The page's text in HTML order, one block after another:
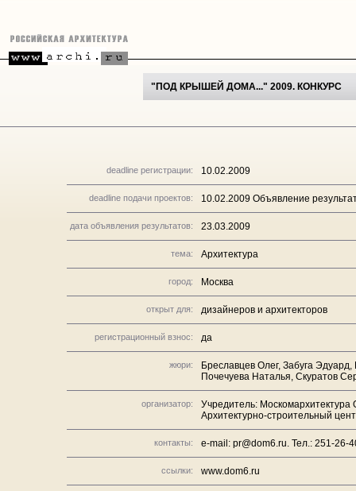
"ПОД КРЫШЕЙ ДОМА..." 2009. КОНКУРС
deadline регистрации: 10.02.2009
deadline подачи проектов: 10.02.2009 Объявление
дата объявления результатов: 23.03.2009
тема: Архитектура
город: Москва
открыт для: дизайнеров и архитекторов
регистрационный взнос: да
жюри:
Бреславцев Олег, Забуга
Почечуева Наталья, Скуратов
организатор:
Учредитель:
Архитектурно-строительный
контакты: e-mail: pr@dom6.ru. Тел.: 251-26-
ссылки: www.dom6.ru